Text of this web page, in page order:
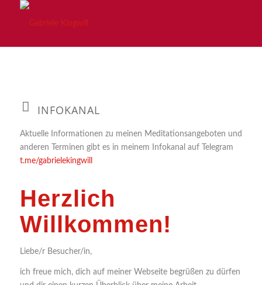
INFOKANAL
Aktuelle Informationen zu meinen Meditationsangeboten und
anderen Terminen gibt es in meinem Infokanal auf Telegram
t.me/gabrielekingwill
Herzlich
Willkommen!
Liebe/r Besucher/in,
ich freue mich, dich auf meiner Webseite begrüßen zu dürfen